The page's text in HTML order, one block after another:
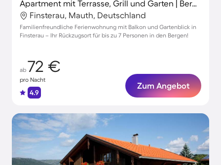
Apartment mit Terrasse, Grill und Garten | Bergblick
Finsterau, Mauth, Deutschland
Familienfreundliche Ferienwohnung mit Balkon und Gartenblick in
Finsterau – Ihr Rückzugsort für bis zu 7 Personen in den Bergen!
ab 72 €
pro Nacht
4.9
Zum Angebot